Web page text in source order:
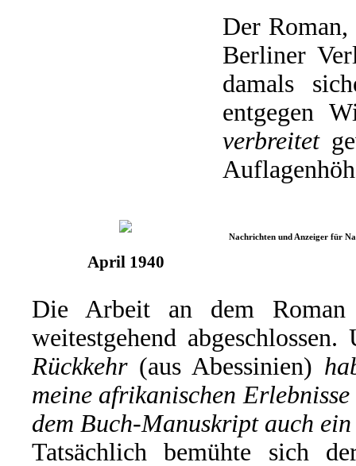
April 1940
Der
Berliner
damals
entgegen
verbreitet
Nachrichten und Anzeiger für
Die Arbeit an dem
weitestgehend
Rückkehr (aus Abessinien)
meine afrikanischen
dem Buch-Manuskript auch
Tatsächlich bemühte sich